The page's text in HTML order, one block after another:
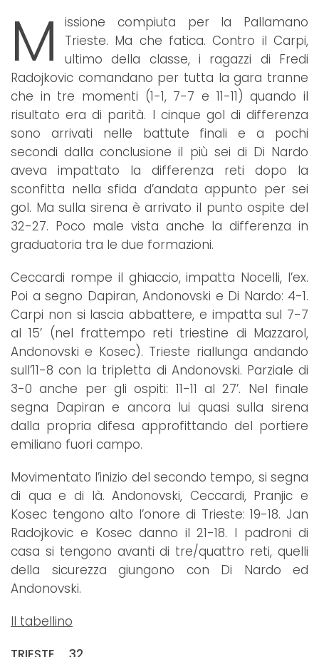
M
issione compiuta per la Pallamano
Trieste. Ma che fatica. Contro il Carpi,
ultimo della classe, i ragazzi di Fredi
Radojkovic comandano per tutta la gara tranne
che in tre momenti (1-1, 7-7 e 11-11) quando il
risultato era di parità. I cinque gol di differenza
sono arrivati nelle battute finali e a pochi
secondi dalla conclusione il più sei di Di Nardo
aveva impattato la differenza reti dopo la
sconfitta nella sfida d’andata appunto per sei
gol. Ma sulla sirena è arrivato il punto ospite del
32-27. Poco male vista anche la differenza in
graduatoria tra le due formazioni.
Ceccardi rompe il ghiaccio, impatta Nocelli, l’ex.
Poi a segno Dapiran, Andonovski e Di Nardo: 4-1.
Carpi non si lascia abbattere, e impatta sul 7-7
al 15’ (nel frattempo reti triestine di Mazzarol,
Andonovski e Kosec). Trieste riallunga andando
sull’11-8 con la tripletta di Andonovski. Parziale di
3-0 anche per gli ospiti: 11-11 al 27’. Nel finale
segna Dapiran e ancora lui quasi sulla sirena
dalla propria difesa approfittando del portiere
emiliano fuori campo.
Movimentato l’inizio del secondo tempo, si segna
di qua e di là. Andonovski, Ceccardi, Pranjic e
Kosec tengono alto l’onore di Trieste: 19-18. Jan
Radojkovic e Kosec danno il 21-18. I padroni di
casa si tengono avanti di tre/quattro reti, quelli
della sicurezza giungono con Di Nardo ed
Andonovski.
Il tabellino